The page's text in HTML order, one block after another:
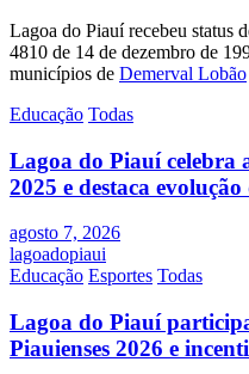
Lagoa do Piauí recebeu status
4810 de 14 de dezembro de
municípios de Demerval Lobão
Educação Todas
Lagoa do Piauí celebra
2025 e destaca
agosto 7, 2026
lagoadopiaui
Educação Esportes Todas
Lagoa do Piauí
Piauienses 2026 e